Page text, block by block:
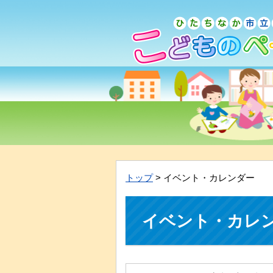
トップ> イベント・カレンダー
イベント・カレ